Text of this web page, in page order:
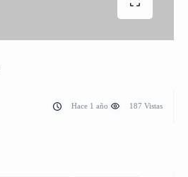
Hace 1 año 187 Vistas